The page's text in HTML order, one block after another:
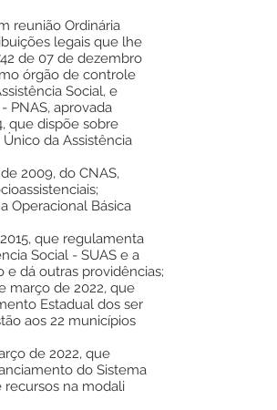
reunião Ordinária
legais que lhe
de 07 de dezembro
órgão de controle
Social, e
PNAS, aprovada
que dispõe sobre
da Assistência
2009, do CNAS,
Operacional Básica
que regulamenta
Social - SUAS e a
dá outras providências;
março de 2022, que
Estadual dos ser
aos 22 municípios
de 2022, que
do Sistema
recursos na modali